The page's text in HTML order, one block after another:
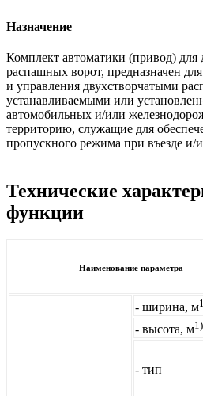
Назначение
Комплект автоматики (привод) для
распашных ворот, предназначен
и управления двухстворчатыми
устанавливаемыми или
автомобильных и/или
территорию, служащие для
пропускного режима при въезде и/
Технические
функции
Наименование параметра
- ширина, м
- высота, м1)
- тип